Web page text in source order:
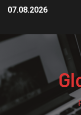
07.08.2026